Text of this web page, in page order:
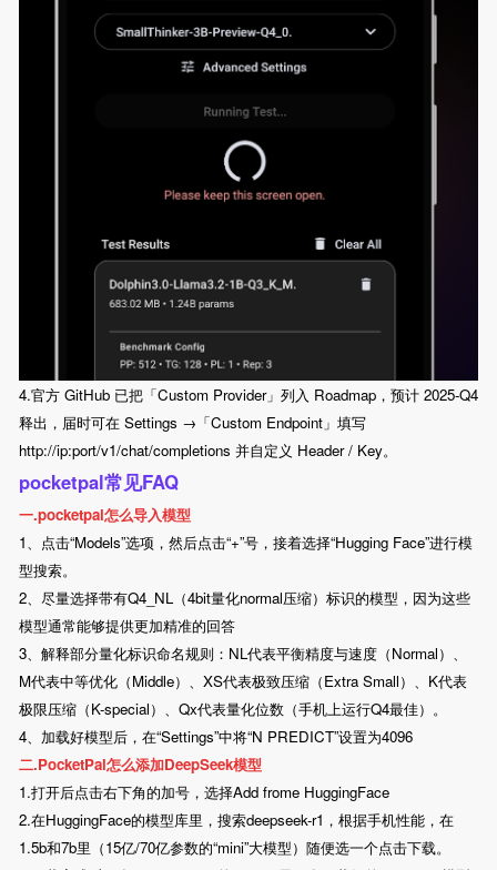
4.官方 GitHub 已把「Custom Provider」列入 Roadmap，预计 2025-Q4
释出，届时可在 Settings →「Custom Endpoint」填写
http://ip:port/v1/chat/completions 并自定义 Header / Key。
pocketpal常见FAQ
一.pocketpal怎么导入模型
1、点击“Models”选项，然后点击“+”号，接着选择“Hugging Face”进行模
型搜索。
2、尽量选择带有Q4_NL（4bit量化normal压缩）标识的模型，因为这些
模型通常能够提供更加精准的回答
3、解释部分量化标识命名规则：NL代表平衡精度与速度（Normal）、
M代表中等优化（Middle）、XS代表极致压缩（Extra Small）、K代表
极限压缩（K-special）、Qx代表量化位数（手机上运行Q4最佳）。
4、加载好模型后，在“Settings”中将“N PREDICT”设置为4096
二.PocketPal怎么添加DeepSeek模型
1.打开后点击右下角的加号，选择Add frome HuggingFace
2.在HuggingFace的模型库里，搜索deepseek-r1，根据手机性能，在
1.5b和7b里（15亿/70亿参数的“mini”大模型）随便选一个点击下载。